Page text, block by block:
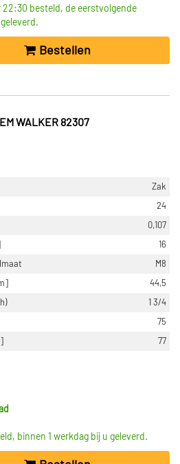
22:30 besteld, de eerstvolgende
Bestellen
WALKER 82307
Zak
24
0,107
16
M8
44,5
1 3/4
75
77
binnen 1 werkdag bij u geleverd.